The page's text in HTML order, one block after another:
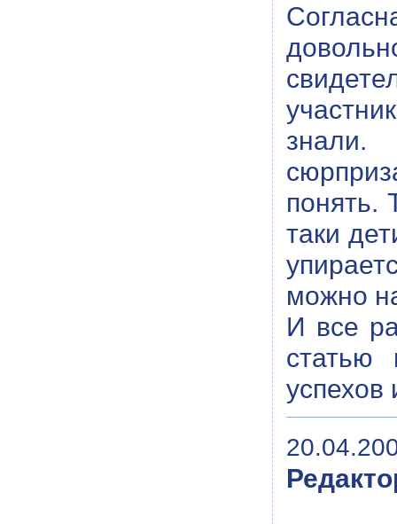
знали.
понять.
таки
можно
И все
статью
успехов